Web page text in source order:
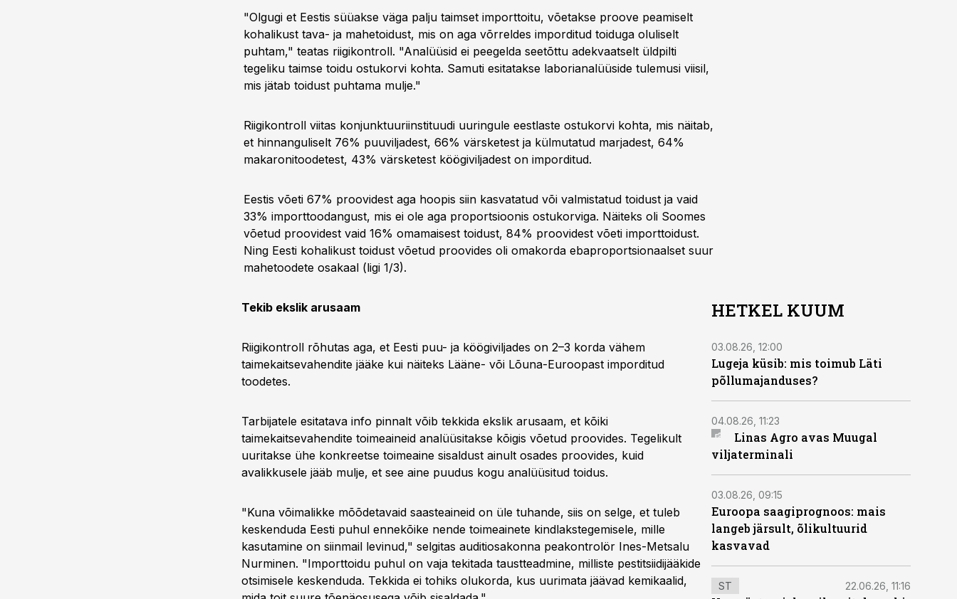
"Olgugi et Eestis süüakse väga palju taimset importtoitu, võetakse proove peamiselt
kohalikust tava- ja mahetoidust, mis on aga võrreldes imporditud toiduga oluliselt
puhtam," teatas riigikontroll. "Analüüsid ei peegelda seetõttu adekvaatselt üldpilti
tegeliku taimse toidu ostukorvi kohta. Samuti esitatakse laborianalüüside tulemusi viisil,
mis jätab toidust puhtama mulje."
Riigikontroll viitas konjunktuuriinstituudi uuringule eestlaste ostukorvi kohta, mis näitab,
et hinnanguliselt 76% puuviljadest, 66% värsketest ja külmutatud marjadest, 64%
makaronitoodetest, 43% värsketest köögiviljadest on imporditud.
Eestis võeti 67% proovidest aga hoopis siin kasvatatud või valmistatud toidust ja vaid
33% importtoodangust, mis ei ole aga proportsioonis ostukorviga. Näiteks oli Soomes
võetud proovidest vaid 16% omamaisest toidust, 84% proovidest võeti importtoidust.
Ning Eesti kohalikust toidust võetud proovides oli omakorda ebaproportsionaalset suur
mahetoodete osakaal (ligi 1/3).
Tekib ekslik arusaam
Riigikontroll rõhutas aga, et Eesti puu- ja köögiviljades on 2–3 korda vähem
taimekaitsevahendite jääke kui näiteks Lääne- või Lõuna-Euroopast imporditud
toodetes.
Tarbijatele esitatava info pinnalt võib tekkida ekslik arusaam, et kõiki
taimekaitsevahendite toimeaineid analüüsitakse kõigis võetud proovides. Tegelikult
uuritakse ühe konkreetse toimeaine sisaldust ainult osades proovides, kuid
avalikkusele jääb mulje, et see aine puudus kogu analüüsitud toidus.
"Kuna võimalikke mõõdetavaid saasteaineid on üle tuhande, siis on selge, et tuleb
keskenduda Eesti puhul ennekõike nende toimeainete kindlakstegemisele, mille
kasutamine on siinmail levinud," selgitas auditiosakonna peakontrolör Ines-Metsalu
Nurminen. "Importtoidu puhul on vaja tekitada taustteadmine, milliste pestitsiidijääkide
otsimisele keskenduda. Tekkida ei tohiks olukorda, kus uurimata jäävad kemikaalid,
HETKEL KUUM
03.08.26, 12:00
Lugeja küsib: mis toimub Läti
põllumajanduses?
04.08.26, 11:23
Linas Agro avas Muugal
viljaterminali
03.08.26, 09:15
Euroopa saagiprognoos: mais
langeb järsult, õlikultuurid
kasvavad
ST 22.06.26, 11:16